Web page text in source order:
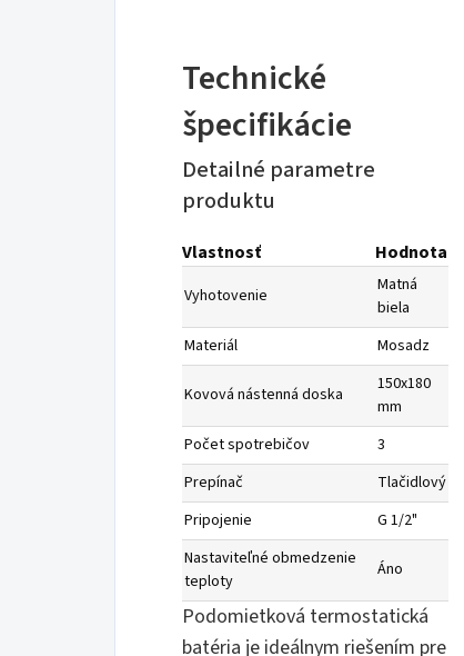
Technické
špecifikácie
Detailné parametre
produktu
Vlastnosť Hodnota
Vyhotovenie
Matná
biela
Materiál
Mosadz
Kovová nástenná doska
150x180
mm
Počet spotrebičov
3
Prepínač
Tlačidlový
Pripojenie
G 1/2"
Nastaviteľné obmedzenie
teploty
Áno
Podomietková termostatická
batéria je ideálnym riešením pre